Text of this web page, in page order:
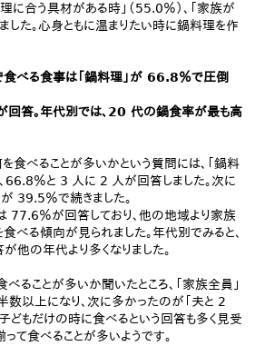
に合う具材がある時」（55.0％）、「家族が
した。心身ともに温まりたい時に鍋料理を作
べる食事は「鍋料理」が 66.8％で圧倒
答。年代別では、20 代の鍋食率が最も高
食べることが多いかという質問には、「鍋料
66.8％と 3 人に 2 人が回答しました。次に
が 39.5％で続きました。
77.6％が回答しており、他の地域より家族
べる傾向が見られました。年代別でみると、
他の年代より多くなりました。
ることが多いか聞いたところ、「家族全員」
以上になり、次に多かったのが「夫と 2
どもだけの時に食べるという回答も多く見受
て食べることが多いようです。